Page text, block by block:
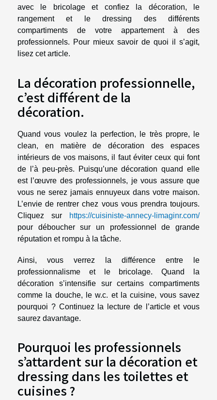
avec le bricolage et confiez la décoration, le
rangement et le dressing des différents
compartiments de votre appartement à des
professionnels. Pour mieux savoir de quoi il s’agit,
lisez cet article.
La décoration professionnelle,
c’est différent de la
décoration.
Quand vous voulez la perfection, le très propre, le
clean, en matière de décoration des espaces
intérieurs de vos maisons, il faut éviter ceux qui font
de l’à peu-près. Puisqu’une décoration quand elle
est l’œuvre des professionnels, je vous assure que
vous ne serez jamais ennuyeux dans votre maison.
L’envie de rentrer chez vous vous prendra toujours.
Cliquez sur
https://cuisiniste-annecy-limaginr.com/
pour déboucher sur un professionnel de grande
réputation et rompu à la tâche.
Ainsi, vous verrez la différence entre le
professionnalisme et le bricolage. Quand la
décoration s’intensifie sur certains compartiments
comme la douche, le w.c. et la cuisine, vous savez
pourquoi ? Continuez la lecture de l’article et vous
saurez davantage.
Pourquoi les professionnels
s’attardent sur la décoration et
dressing dans les toilettes et
cuisines ?